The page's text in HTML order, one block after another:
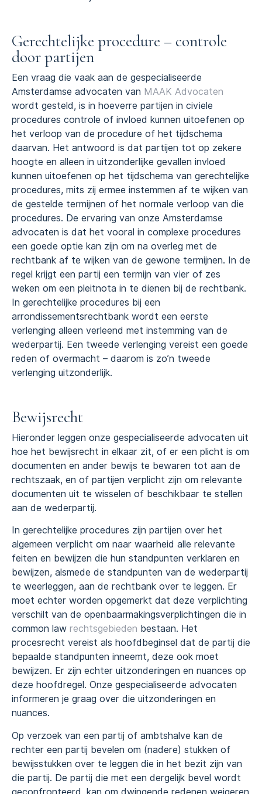
Gerechtelijke procedure – controle
door partijen
Een vraag die vaak aan de gespecialiseerde
Amsterdamse advocaten van MAAK Advocaten
wordt gesteld, is in hoeverre partijen in civiele
procedures controle of invloed kunnen uitoefenen op
het verloop van de procedure of het tijdschema
daarvan. Het antwoord is dat partijen tot op zekere
hoogte en alleen in uitzonderlijke gevallen invloed
kunnen uitoefenen op het tijdschema van gerechtelijke
procedures, mits zij ermee instemmen af te wijken van
de gestelde termijnen of het normale verloop van die
procedures. De ervaring van onze Amsterdamse
advocaten is dat het vooral in complexe procedures
een goede optie kan zijn om na overleg met de
rechtbank af te wijken van de gewone termijnen. In de
regel krijgt een partij een termijn van vier of zes
weken om een pleitnota in te dienen bij de rechtbank.
In gerechtelijke procedures bij een
arrondissementsrechtbank wordt een eerste
verlenging alleen verleend met instemming van de
wederpartij. Een tweede verlenging vereist een goede
reden of overmacht – daarom is zo’n tweede
verlenging uitzonderlijk.
Bewijsrecht
Hieronder leggen onze gespecialiseerde advocaten uit
hoe het bewijsrecht in elkaar zit, of er een plicht is om
documenten en ander bewijs te bewaren tot aan de
rechtszaak, en of partijen verplicht zijn om relevante
documenten uit te wisselen of beschikbaar te stellen
aan de wederpartij.
In gerechtelijke procedures zijn partijen over het
algemeen verplicht om naar waarheid alle relevante
feiten en bewijzen die hun standpunten verklaren en
bewijzen, alsmede de standpunten van de wederpartij
te weerleggen, aan de rechtbank over te leggen. Er
moet echter worden opgemerkt dat deze verplichting
verschilt van de openbaarmakingsverplichtingen die in
common law rechtsgebieden bestaan. Het
procesrecht vereist als hoofdbeginsel dat de partij die
bepaalde standpunten inneemt, deze ook moet
bewijzen. Er zijn echter uitzonderingen en nuances op
deze hoofdregel. Onze gespecialiseerde advocaten
informeren je graag over die uitzonderingen en
nuances.
Op verzoek van een partij of ambtshalve kan de
rechter een partij bevelen om (nadere) stukken of
bewijsstukken over te leggen die in het bezit zijn van
die partij. De partij die met een dergelijk bevel wordt